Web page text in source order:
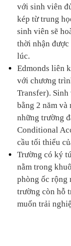
với sinh viên
kép từ trung
sinh viên sẽ
thời nhận
lúc.
Edmonds liên
với chương
Transfer).
bằng 2 năm
những trường
Conditional
cầu tối thiểu
Trường có ký
nằm trong
phòng ốc rộng
trường còn hỗ
muốn trải